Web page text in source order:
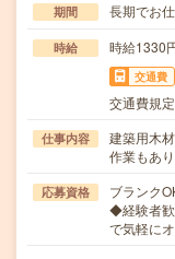
期間 長期でお
時給 時給1330
交通費
交通費規
仕事内容
建築用木
作業もあ
応募資格
ブランク
◆経験者歓
で気軽に